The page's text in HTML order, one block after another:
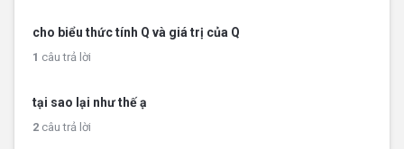
cho biểu thức tính Q và giá trị của Q
1 câu trả lời
tại sao lại như thế ạ
2 câu trả lời